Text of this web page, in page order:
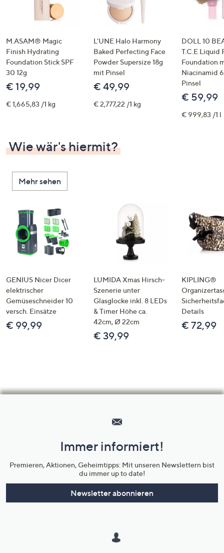
M.ASAM® Magic
Finish Hydrating
Foundation Stick SPF
30 12g
€ 19,99
€ 1,665,83 /1 kg
L'UNE Halo Harmony
Baked Perfecting Face
Powder Supersize 18g
mit Pinsel
€ 49,99
€ 2,777,22 /1 kg
DOLL 10
T.C.E Liquid
Foundation
Niacinamid
Pinsel
€ 59,99
€ 999,83 /1 l
Wie wär's hiermit?
Mehr sehen
GENIUS Nicer Dicer
elektrischer
Gemüseschneider 10
versch. Einsätze
€ 99,99
LUMIDA Xmas Hirsch-
Szenerie unter
Glasglocke inkl. 8 LEDs
& Timer Höhe ca.
42cm, Ø 22cm
€ 39,99
KIPLING®
Details
€ 72,99
Unternehmensinformationen
Immer informiert!
Premieren, Aktionen, Geheimtipps: Mit unseren Newslettern bist
du immer up to date!
Newsletter abonnieren